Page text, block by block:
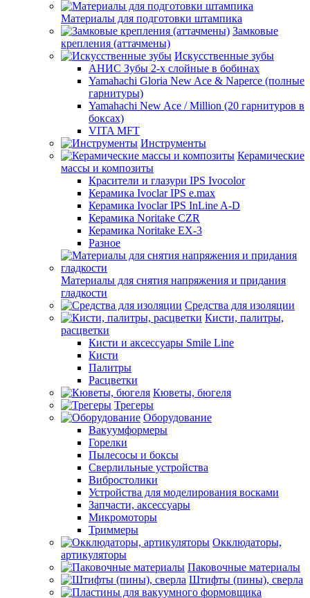
Материалы для подготовки штампика
Замковые
крепления (аттачмены)
Искусственные зубы
АНИС Зубы 2-х слойные в бобинах
Yamahachi Gloria New Ace & Naperce (полные
гарнитуры)
Yamahachi New Ace / Million (20 гарнитуров в
боксах)
VITA MFT
Инструменты
Керамические
массы и композиты
Красители и глазури IPS Ivocolor
Керамика Ivoclar IPS e.max
Керамика Ivoclar IPS InLine A-D
Керамика Noritake CZR
Керамика Noritake EX-3
Разное
Материалы для снятия напряжения и придания
гладкости
Средства для изоляции
Кисти, палитры,
расцветки
Кисти и аксессуары Smile Line
Кисти
Палитры
Расцветки
Кюветы, бюгеля
Трегеры
Оборудование
Вакуумформеры
Горелки
Пылесосы и боксы
Сверлильные устройства
Вибростолики
Устройства для моделирования восками
Запчасти, аксессуары
Микромоторы
Триммеры
Окклюдаторы,
артикуляторы
Паковочные материалы
Штифты (пины), сверла